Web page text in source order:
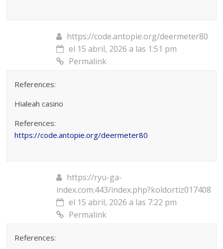
https://code.antopie.org/deermeter80
el 15 abril, 2026 a las 1:51 pm
Permalink
References:
Hialeah casino
References:
https://code.antopie.org/deermeter80
https://ryu-ga-
index.com:443/index.php?koldortiz017408
el 15 abril, 2026 a las 7:22 pm
Permalink
References: